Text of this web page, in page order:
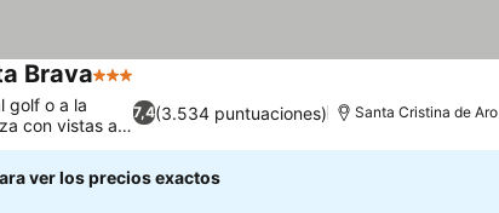
Brava3 Estrellas
7,4(3.534 puntuaciones)
golf o a la
con vistas al
Santa Cristina de Aro
ver los precios exactos